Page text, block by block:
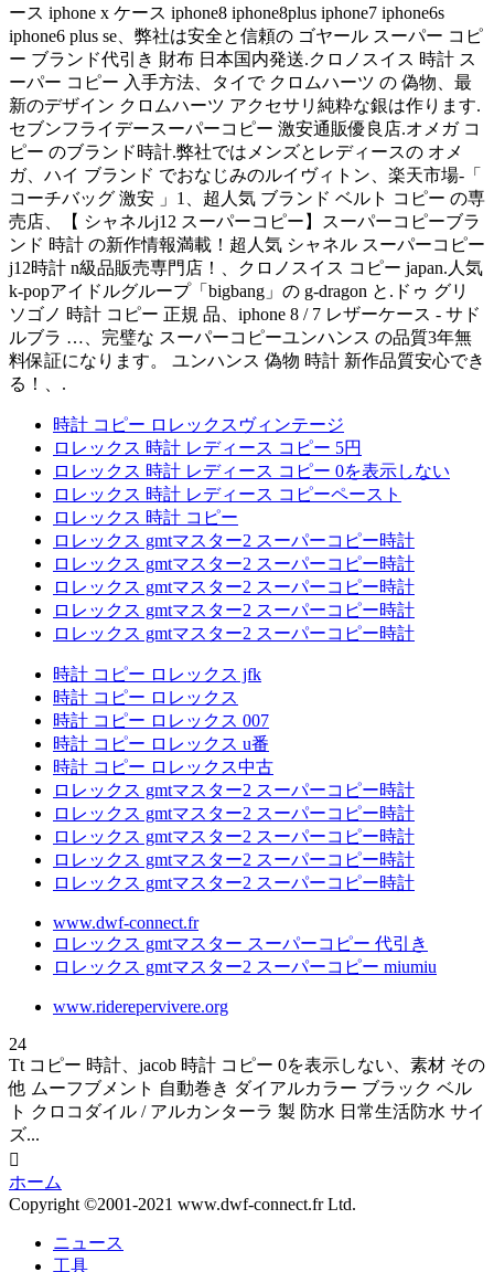
ース iphone x ケース iphone8 iphone8plus iphone7 iphone6s
iphone6 plus se、弊社は安全と信頼の ゴヤール スーパー コピ
ー ブランド代引き 財布 日本国内発送.クロノスイス 時計 ス
ーパー コピー 入手方法、タイで クロムハーツ の 偽物、最
新のデザイン クロムハーツ アクセサリ純粋な銀は作ります.
セブンフライデースーパーコピー 激安通販優良店.オメガ コ
ピー のブランド時計.弊社ではメンズとレディースの オメ
ガ、ハイ ブランド でおなじみのルイヴィトン、楽天市場-「
コーチバッグ 激安 」1、超人気 ブランド ベルト コピー の専
売店、【 シャネルj12 スーパーコピー】スーパーコピーブラ
ンド 時計 の新作情報満載！超人気 シャネル スーパーコピー
j12時計 n級品販売専門店！、クロノスイス コピー japan.人気
k-popアイドルグループ「bigbang」の g-dragon と.ドゥ グリ
ソゴノ 時計 コピー 正規 品、iphone 8 / 7 レザーケース - サド
ルブラ …、完璧な スーパーコピーユンハンス の品質3年無
料保証になります。 ユンハンス 偽物 時計 新作品質安心でき
る！、.
時計 コピー ロレックスヴィンテージ
ロレックス 時計 レディース コピー 5円
ロレックス 時計 レディース コピー 0を表示しない
ロレックス 時計 レディース コピーペースト
ロレックス 時計 コピー
ロレックス gmtマスター2 スーパーコピー時計
ロレックス gmtマスター2 スーパーコピー時計
ロレックス gmtマスター2 スーパーコピー時計
ロレックス gmtマスター2 スーパーコピー時計
ロレックス gmtマスター2 スーパーコピー時計
時計 コピー ロレックス jfk
時計 コピー ロレックス
時計 コピー ロレックス 007
時計 コピー ロレックス u番
時計 コピー ロレックス中古
ロレックス gmtマスター2 スーパーコピー時計
ロレックス gmtマスター2 スーパーコピー時計
ロレックス gmtマスター2 スーパーコピー時計
ロレックス gmtマスター2 スーパーコピー時計
ロレックス gmtマスター2 スーパーコピー時計
www.dwf-connect.fr
ロレックス gmtマスター スーパーコピー 代引き
ロレックス gmtマスター2 スーパーコピー miumiu
www.riderepervivere.org
24
Tt コピー 時計、jacob 時計 コピー 0を表示しない、素材 その
他 ムーフブメント 自動巻き ダイアルカラー ブラック ベル
ト クロコダイル / アルカンターラ 製 防水 日常生活防水 サイ
ズ...

ホーム
Copyright ©2001-2021 www.dwf-connect.fr Ltd.
ニュース
工具